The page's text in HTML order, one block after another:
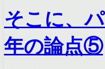
そこに、
年の論点⑤